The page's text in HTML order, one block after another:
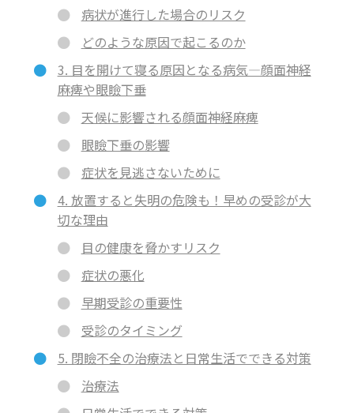
病状が進行した場合のリスク
どのような原因で起こるのか
3. 目を開けて寝る原因となる病気―顔面神経
麻痺や眼瞼下垂
天候に影響される顔面神経麻痺
眼瞼下垂の影響
症状を見逃さないために
4. 放置すると失明の危険も！早めの受診が大
切な理由
目の健康を脅かすリスク
症状の悪化
早期受診の重要性
受診のタイミング
5. 閉瞼不全の治療法と日常生活でできる対策
治療法